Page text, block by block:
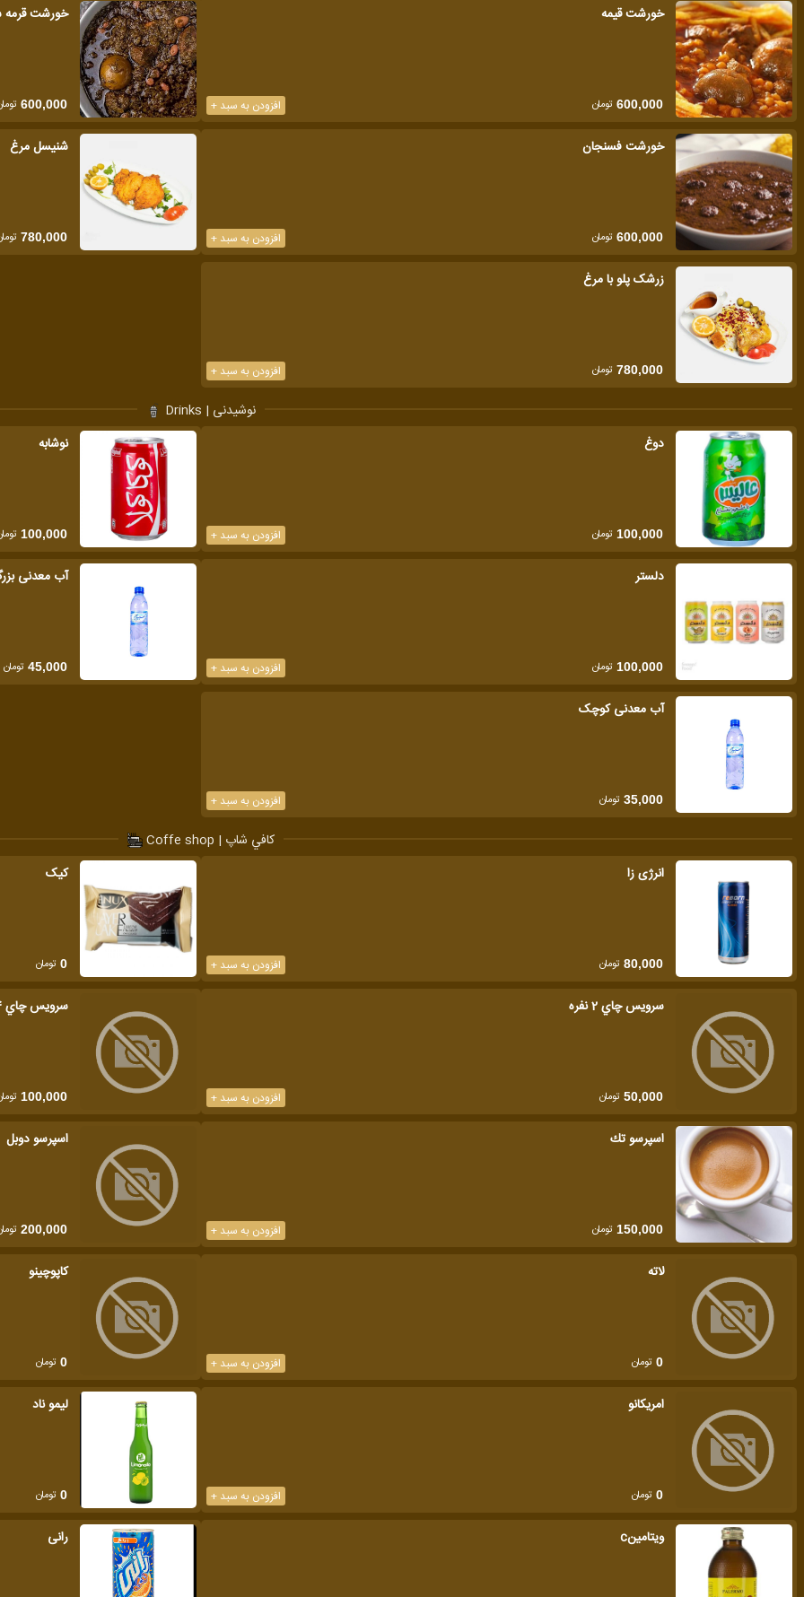
خورشت قیمه
افزودن به سبد + 600,000 تومان
خورشت قرمه
600,000
خورشت فسنجان
افزودن به سبد + 600,000 تومان
شنیسل مرغ
780,000
زرشک پلو با مرغ
افزودن به سبد + 780,000 تومان
نوشیدنی | Drinks
دوغ
افزودن به سبد + 100,000 تومان
نوشابه
100,000
دلستر
افزودن به سبد + 100,000 تومان
آب معدنی
45,000 تومان
آب معدنی کوچک
افزودن به سبد + 35,000 تومان
كافي شاپ | Coffe shop
انرژی زا
افزودن به سبد + 80,000 تومان
کیک
0 تومان
سرويس چاي 2 نفره
افزودن به سبد + 50,000 تومان
سرويس چاي 4 نفره
100,000
اسپرسو تك
افزودن به سبد + 150,000 تومان
اسپرسو دوبل
200,000
لاته
افزودن به سبد + 0 تومان
كاپوچينو
0 تومان
امريكانو
افزودن به سبد + 0 تومان
لیمو ناد
0 تومان
ویتامینc رانی